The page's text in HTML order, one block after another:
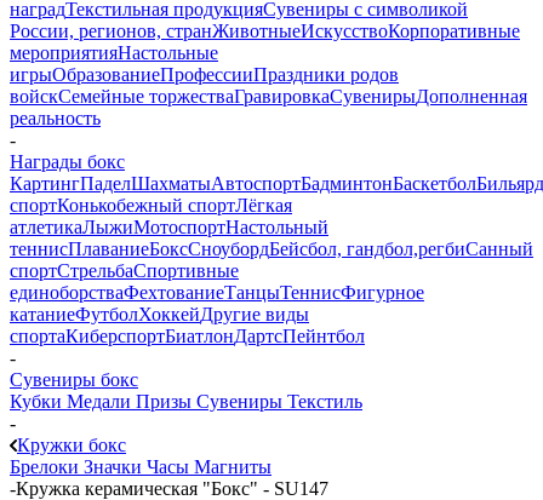
наградТекстильная продукцияСувениры с символикой
России, регионов, странЖивотныеИскусствоКорпоративные
мероприятияНастольные
игрыОбразованиеПрофессииПраздники родов
войскСемейные торжестваГравировкаСувенирыДополненная
реальность
-
Награды бокс
КартингПаделШахматыАвтоспортБадминтонБаскетболБильярд
спортКонькобежный спортЛёгкая
атлетикаЛыжиМотоспортНастольный
теннисПлаваниеБоксСноубордБейсбол, гандбол,регбиСанный
спортСтрельбаСпортивные
единоборстваФехтованиеТанцыТеннисФигурное
катаниеФутболХоккейДругие виды
спортаКиберспортБиатлонДартсПейнтбол
-
Сувениры бокс
Кубки Медали Призы Сувениры Текстиль
-
Кружки бокс
Брелоки Значки Часы Магниты
-Кружка керамическая "Бокс" - SU147